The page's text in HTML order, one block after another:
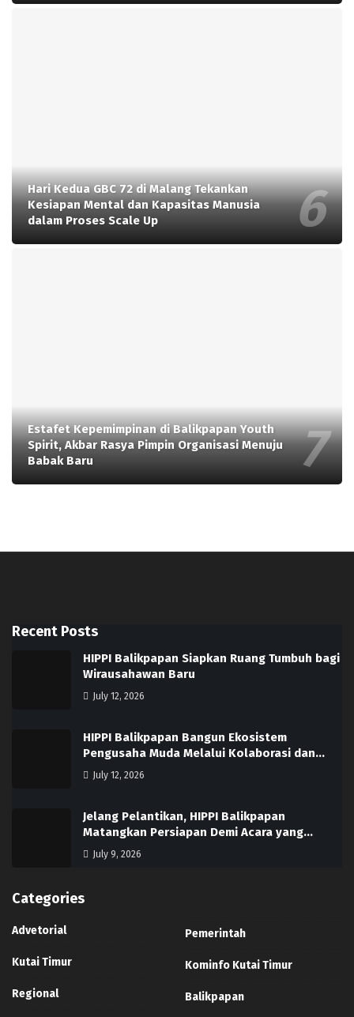
Hari Kedua GBC 72 di Malang Tekankan
Kesiapan Mental dan Kapasitas Manusia
dalam Proses Scale Up
Estafet Kepemimpinan di Balikpapan Youth
Spirit, Akbar Rasya Pimpin Organisasi Menuju
Babak Baru
Recent Posts
HIPPI Balikpapan Siapkan Ruang Tumbuh bagi
Wirausahawan Baru
July 12, 2026
HIPPI Balikpapan Bangun Ekosistem
Pengusaha Muda Melalui Kolaborasi dan…
July 12, 2026
Jelang Pelantikan, HIPPI Balikpapan
Matangkan Persiapan Demi Acara yang…
July 9, 2026
Categories
Advetorial
Kutai Timur
Regional
Pemerintah
Kominfo Kutai Timur
Balikpapan